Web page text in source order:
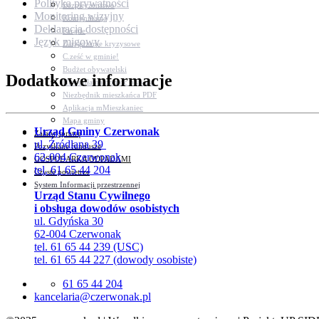
Bezpieczeństwo
Komunikacja
Parafie
Zarządzanie kryzysowe
C.ześć w gminie!
Budżet obywatelski
Nieodpłatna pomoc prawna
Niezbędnik mieszkańca PDF
Aplikacja mMieszkaniec
Mapa gminy
Załatw sprawę
Pozyskane fundusze
GOSPODARKA ODPADAMI
Czyste powietrze
System Informacji przestrzennej
Polityka prywatności
Monitoring wizyjny
Deklaracja dostępności
Język migowy
Dodatkowe informacje
Urząd Gminy Czerwonak
ul. Źródlana 39
62-004 Czerwonak
tel. 61 65 44 204
Urząd Stanu Cywilnego
i obsługa dowodów osobistych
ul. Gdyńska 30
62-004 Czerwonak
tel. 61 65 44 239 (USC)
tel. 61 65 44 227 (dowody osobiste)
61 65 44 204
lp.kanowrezc@airalecnak